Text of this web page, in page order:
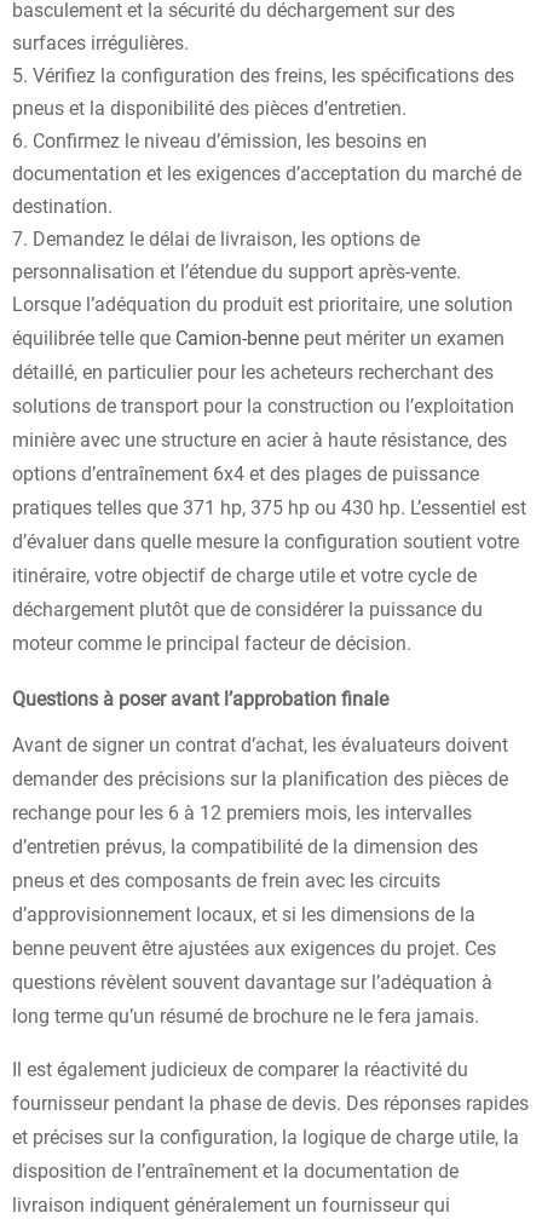
basculement et la sécurité du déchargement sur des
surfaces irrégulières.
Vérifiez la configuration des freins, les spécifications des
pneus et la disponibilité des pièces d’entretien.
Confirmez le niveau d’émission, les besoins en
documentation et les exigences d’acceptation du marché de
destination.
Demandez le délai de livraison, les options de
personnalisation et l’étendue du support après-vente.
Lorsque l’adéquation du produit est prioritaire, une solution
équilibrée telle que Camion-benne peut mériter un examen
détaillé, en particulier pour les acheteurs recherchant des
solutions de transport pour la construction ou l’exploitation
minière avec une structure en acier à haute résistance, des
options d’entraînement 6x4 et des plages de puissance
pratiques telles que 371 hp, 375 hp ou 430 hp. L’essentiel est
d’évaluer dans quelle mesure la configuration soutient votre
itinéraire, votre objectif de charge utile et votre cycle de
déchargement plutôt que de considérer la puissance du
moteur comme le principal facteur de décision.
Questions à poser avant l’approbation finale
Avant de signer un contrat d’achat, les évaluateurs doivent
demander des précisions sur la planification des pièces de
rechange pour les 6 à 12 premiers mois, les intervalles
d’entretien prévus, la compatibilité de la dimension des
pneus et des composants de frein avec les circuits
d’approvisionnement locaux, et si les dimensions de la
benne peuvent être ajustées aux exigences du projet. Ces
questions révèlent souvent davantage sur l’adéquation à
long terme qu’un résumé de brochure ne le fera jamais.
Il est également judicieux de comparer la réactivité du
fournisseur pendant la phase de devis. Des réponses rapides
et précises sur la configuration, la logique de charge utile, la
disposition de l’entraînement et la documentation de
livraison indiquent généralement un fournisseur qui